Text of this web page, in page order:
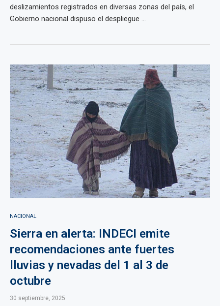
deslizamientos registrados en diversas zonas del país, el
Gobierno nacional dispuso el despliegue ...
NACIONAL
Sierra en alerta: INDECI emite
recomendaciones ante fuertes
lluvias y nevadas del 1 al 3 de
octubre
30 septiembre, 2025